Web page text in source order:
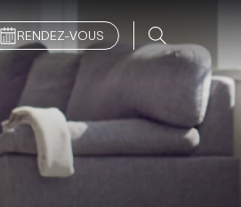
RENDEZ-VOUS